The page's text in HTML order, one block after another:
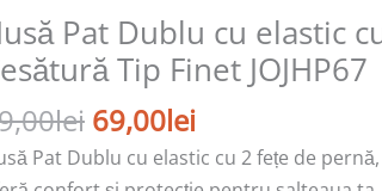
Pat Dublu cu elastic
Tip Finet JOJHP67
lei
fost:
99,00lei.
69,00lei
69,00lei.
Pat Dublu cu elastic cu 2 fețe de pernă,